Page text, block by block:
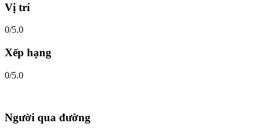
Vị trí
0/5.0
Xếp hạng
0/5.0
Người qua đường